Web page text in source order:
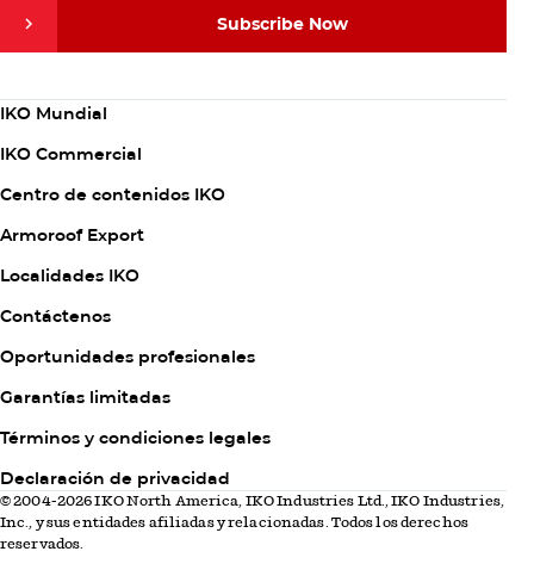
Subscribe Now
Column
IKO Mundial
IKO Commercial
Centro de contenidos IKO
Armoroof Export
Column
Localidades IKO
Contáctenos
Oportunidades profesionales
Garantías limitadas
Column
Términos y condiciones legales
Declaración de privacidad
© 2004-2026 IKO North America, IKO Industries Ltd., IKO Industries,
Inc., y sus entidades afiliadas y relacionadas. Todos los derechos
reservados.